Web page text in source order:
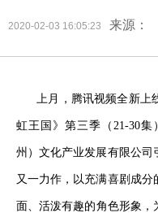
2020-02-03 16:05:23 来源：
上月，腾讯视频全新上
虹王国》 第三季（21-30集
州）文化产业发展有限公司
又一力作，以充满喜剧成分
面、活泼有趣的角色形象，